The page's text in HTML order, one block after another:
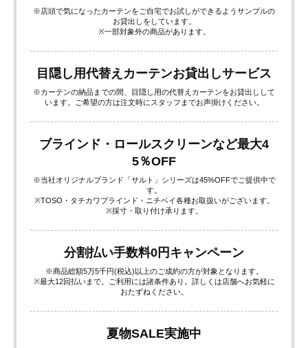
※店頭で気になったカーテンをご自宅でお試しができるようサンプルの
お貸出しをしています。
※一部対象外の商品があります。
目隠し用代替えカーテンお貸出しサービス
※カーテンの納品までの間、目隠し用の代替えカーテンをお貸出しして
います。ご希望の方は注文時にスタッフまでお声掛けください。
ブラインド・ロールスクリーンなど最大4
5％OFF
※当社オリジナルブランド「サルト」シリーズは45%OFFでご提供中で
す。
※TOSO・タチカワブラインド・ニチベイ各種お取扱いがございます。
※採寸・取り付け承ります。
分割払い手数料0円キャンペーン
※商品総額5万5千円(税込)以上のご成約の方が対象となります。
※最大12回払いまで。ご利用には諸条件あり。詳しくは店舗へお気軽に
おたずねください。
夏物SALE実施中